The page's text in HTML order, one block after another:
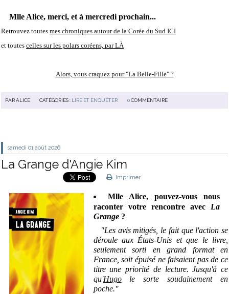
Mlle Alice, merci, et à mercredi prochain...
Retrouvez toutes mes chroniques autour de la Corée du Sud ICI
et toutes celles sur les polars coréens, par LÀ
Alors, vous craquez pour "La Belle-Fille" ?
PARALICE CATÉGORIES : LIRE ET ENQUÊTER 0 COMMENTAIRE
samedi 01 août 2026
La Grange d'Angie Kim
Imprimer
Mlle Alice, pouvez-vous nous
raconter votre rencontre avec La
Grange ?
"Les avis mitigés, le fait que l'action se
déroule aux États-Unis et que le livre,
seulement sorti en grand format en
France, soit épuisé ne faisaient pas de ce
titre une priorité de lecture.Jusqu'à ce
qu'Hugole sorte soudainement en
poche."